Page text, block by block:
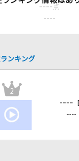
---- 点
----
ンキング
2
----
----